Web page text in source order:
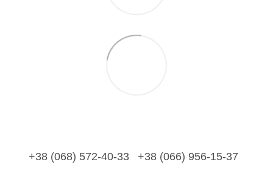
+38 (068) 572-40-33 +38 (066) 956-15-37